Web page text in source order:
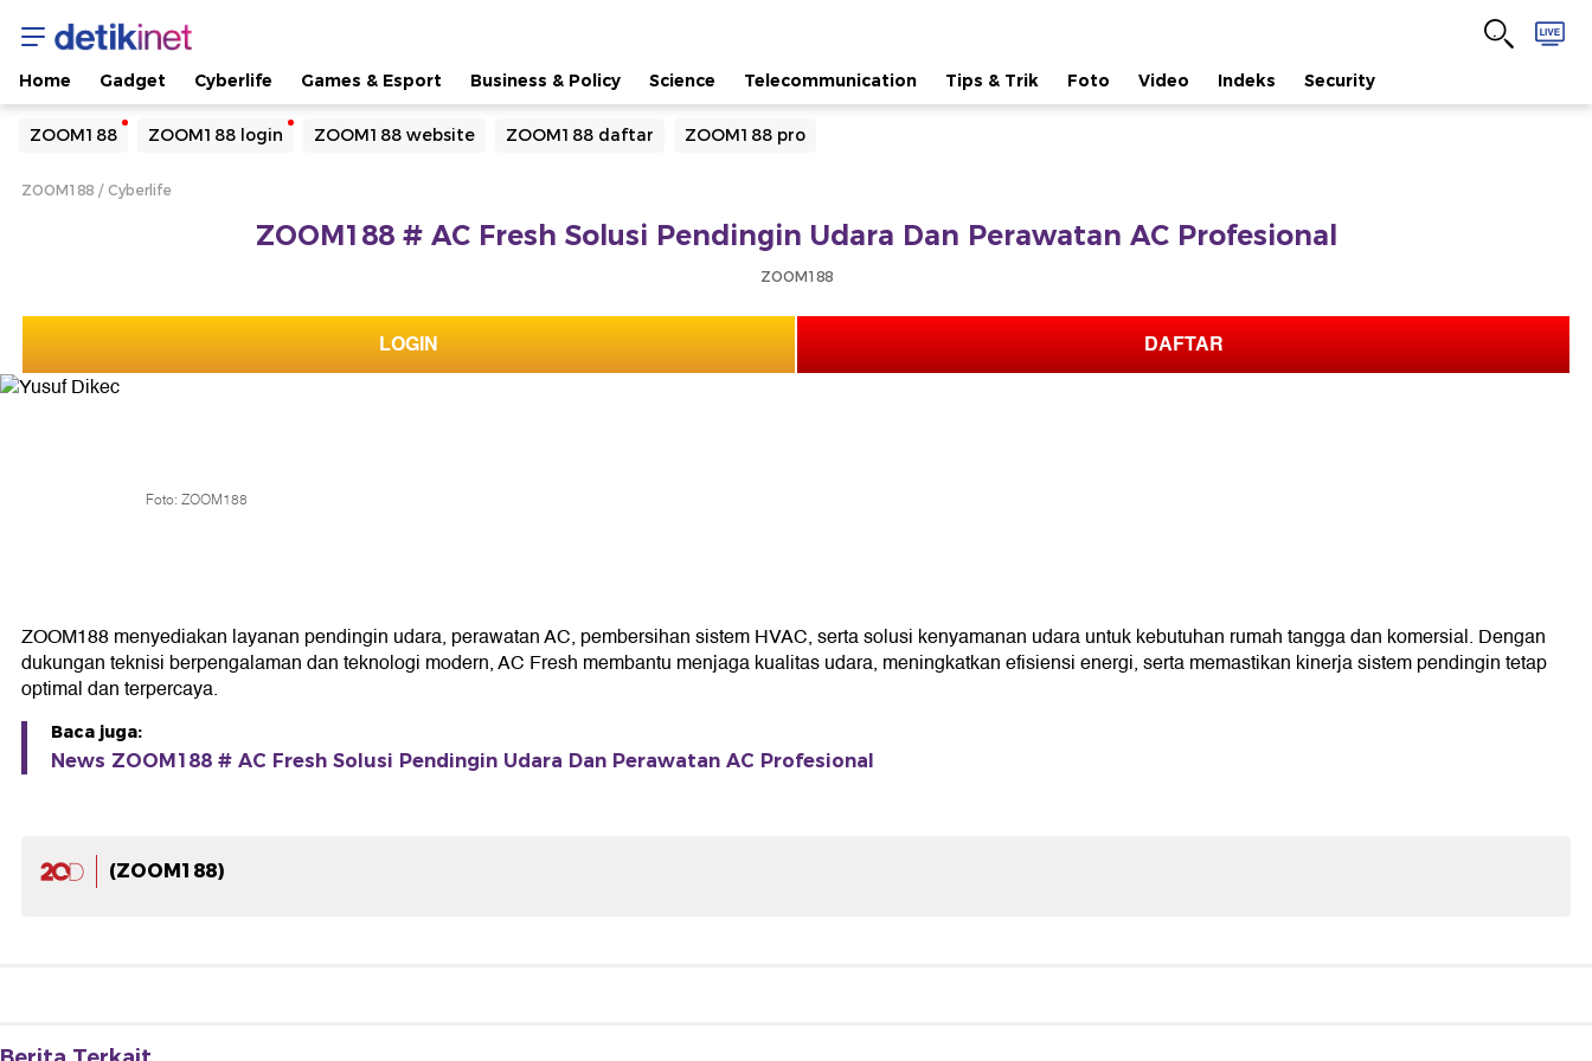
Home Gadget Cyberlife Games & Esport Business & Policy Science Telecommunication Tips & Trik Foto Video Indeks Security
ZOOM188 ZOOM188 login ZOOM188 website ZOOM188 daftar ZOOM188 pro
Yang sedang ramai dicari
Loading...
ZOOM188 Cyberlife
ZOOM188 # AC Fresh Solusi Pendingin Udara Dan Perawatan AC Profesional
ZOOM188
LOGIN DAFTAR
Foto: ZOOM188
ZOOM188 menyediakan layanan pendingin udara, perawatan AC, pembersihan sistem HVAC, serta solusi kenyamanan udara untuk kebutuhan rumah tangga dan komersial. Dengan
dukungan teknisi berpengalaman dan teknologi modern, AC Fresh membantu menjaga kualitas udara, meningkatkan efisiensi energi, serta memastikan kinerja sistem pendingin tetap
optimal dan terpercaya.
Baca juga:
News ZOOM188 # AC Fresh Solusi Pendingin Udara Dan Perawatan AC Profesional
(ZOOM188)